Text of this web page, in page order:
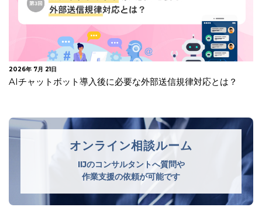
2026年 7月 21日
AIチャットボット導入後に必要な外部送信規律対応とは？
オンライン相談ルーム
IIJのコンサルタントへ質問や
作業支援の依頼が可能です